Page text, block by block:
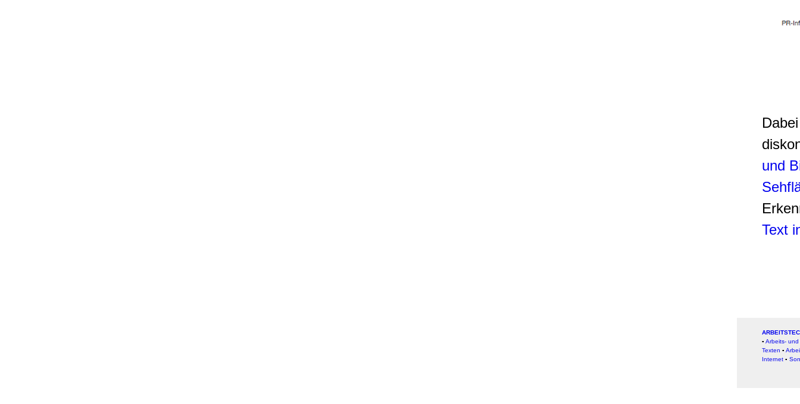
und
Text
▪ Arbeits-
Texten ▪
Internet ▪